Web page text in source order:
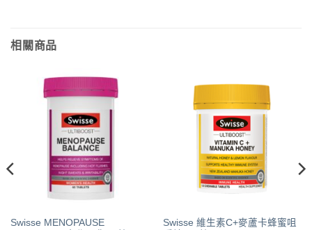
相關商品
Swisse MENOPAUSE
Swisse 維生素C+麥蘆卡蜂蜜咀